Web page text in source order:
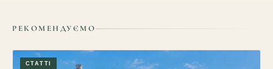
РЕКОМЕНДУЄМО
СТАТТІ